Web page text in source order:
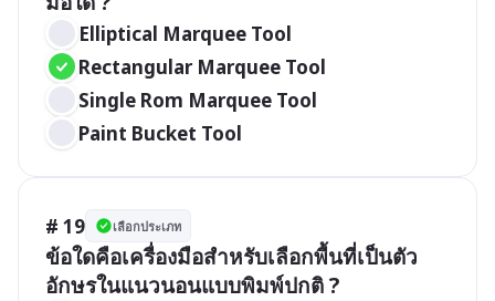
Elliptical Marquee Tool
Rectangular Marquee Tool
Single Rom Marquee Tool
Paint Bucket Tool
# 19 เลือกประเภท
ข้อใดคือเครื่องมือสำหรับเลือกพื้นที่เป็นตัว
อักษรในแนวนอนแบบพิมพ์ปกติ ?